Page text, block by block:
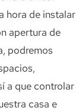
hora de instalar
apertura de
podremos
a que controlar
casa e